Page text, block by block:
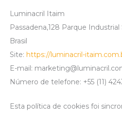
Luminacril Itaim
Passadena,128 Parque Industrial
Brasil
Site: https://luminacril-
E-mail: marketing@
Número de telefone: +55 (11)
Esta política de cookies foi